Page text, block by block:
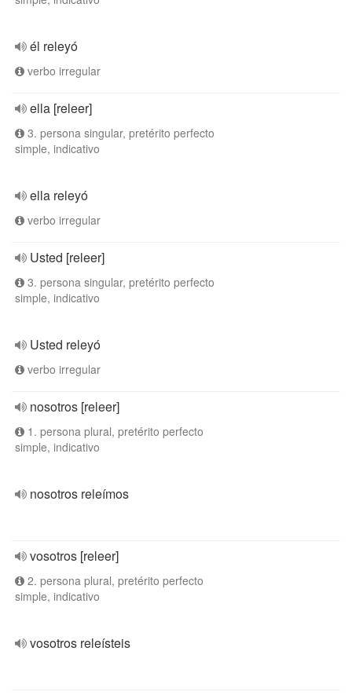
él releyó
verbo irregular
ella [releer]
3. persona singular, pretérito perfecto
simple, indicativo
ella releyó
verbo irregular
Usted [releer]
3. persona singular, pretérito perfecto
simple, indicativo
Usted releyó
verbo irregular
nosotros [releer]
1. persona plural, pretérito perfecto
simple, indicativo
nosotros releímos
vosotros [releer]
2. persona plural, pretérito perfecto
simple, indicativo
vosotros releísteis